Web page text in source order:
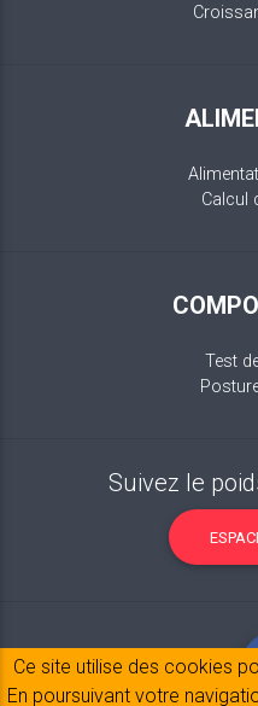
Calcul
Test
Suivez le
Ce site utilise des cookies
En poursuivant votre